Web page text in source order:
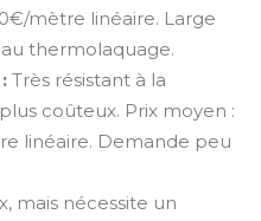
mètre linéaire. Large
thermolaquage.
Très résistant à la
coûteux. Prix moyen :
linéaire. Demande peu
mais nécessite un